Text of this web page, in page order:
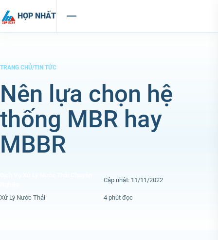
HỢP NHẤT
TRANG CHỦ/TIN TỨC
Nên lựa chọn hệ
thống MBR hay
MBBR
Cập nhật: 11/11/2022
Xử Lý Nước Thải 4 phút đọc